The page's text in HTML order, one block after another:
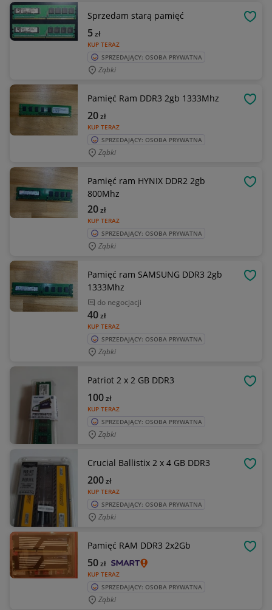
Sprzedam starą pamięć
KUP TERAZ
5zł
SPRZEDAJĄCY: OSOBA PRYWATNA
Ząbki
Pamięć Ram DDR3 2gb 1333Mhz
KUP TERAZ
20zł
SPRZEDAJĄCY: OSOBA PRYWATNA
Ząbki
Pamięć ram HYNIX DDR2 2gb
800Mhz
KUP TERAZ
20zł
SPRZEDAJĄCY: OSOBA PRYWATNA
Ząbki
Pamięć ram SAMSUNG DDR3 2gb
1333Mhz
do negocjacji
KUP TERAZ
40zł
SPRZEDAJĄCY: OSOBA PRYWATNA
Ząbki
Patriot 2 x 2 GB DDR3
KUP TERAZ
100zł
SPRZEDAJĄCY: OSOBA PRYWATNA
Ząbki
Crucial Ballistix 2 x 4 GB DDR3
KUP TERAZ
200zł
SPRZEDAJĄCY: OSOBA PRYWATNA
Ząbki
Pamięć RAM DDR3 2x2Gb
KUP TERAZ
50zł
SPRZEDAJĄCY: OSOBA PRYWATNA
Ząbki